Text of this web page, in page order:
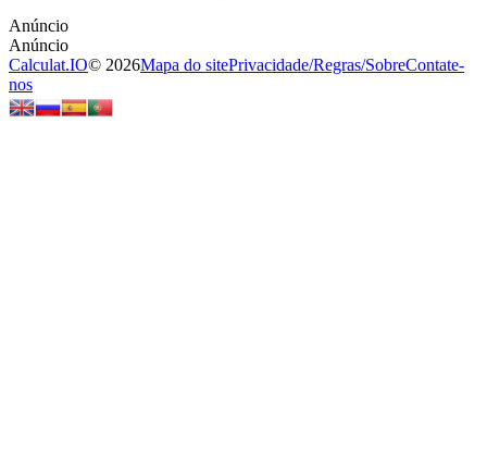
Calculat.IO© 2026Mapa do sitePrivacidade/Regras/SobreContate-
nos